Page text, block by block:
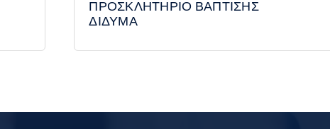
ΠΡΟΣΚΛΗΤΗΡΙΟ ΒΑΠΤΙΣΗΣ
ΔΙΔΥΜΑ